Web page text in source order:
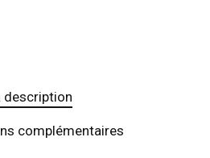
description
complémentaires